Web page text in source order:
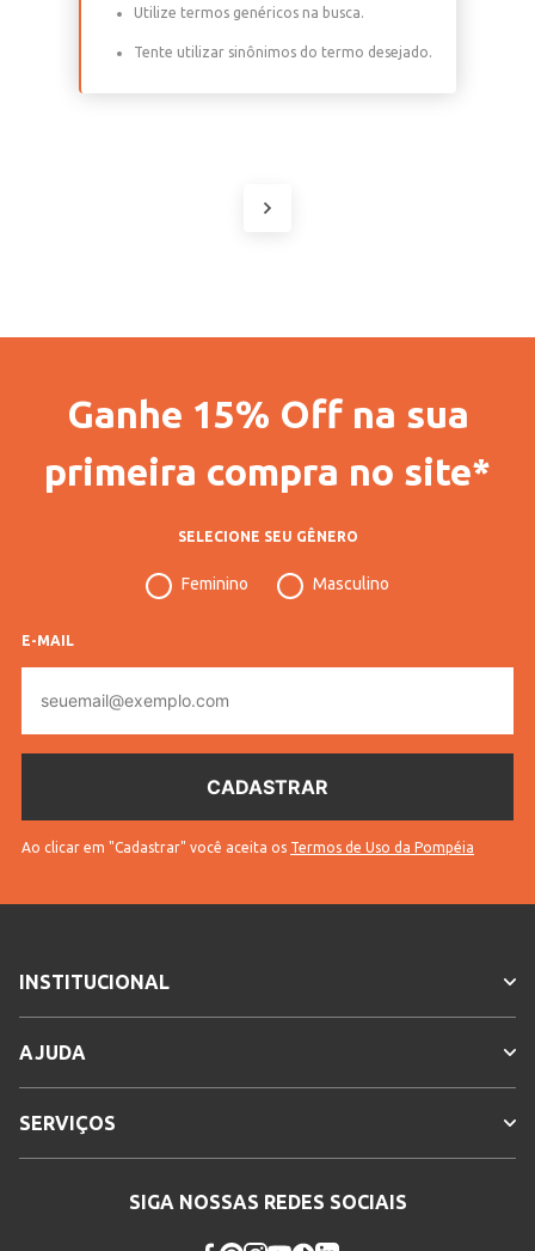
Utilize termos genéricos na busca.
Tente utilizar sinônimos do termo desejado.
Ganhe 15% Off na sua
primeira compra no site*
SELECIONE SEU GÊNERO
Feminino Masculino
E-MAIL
mail
Ao clicar em "Cadastrar" você aceita os Termos de Uso da Pompéia
INSTITUCIONAL
AJUDA
SERVIÇOS
SIGA NOSSAS REDES SOCIAIS